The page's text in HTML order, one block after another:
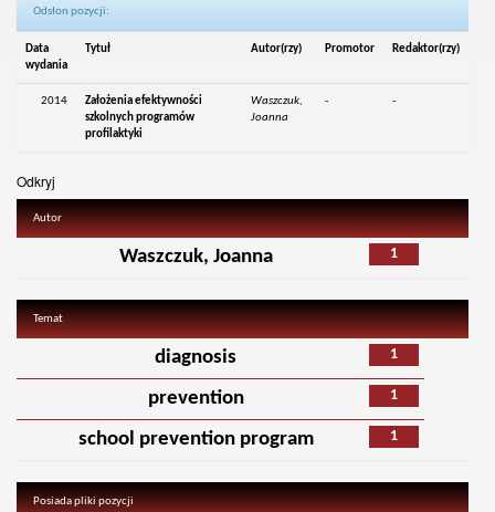
Odsłon pozycji:
Data
wydania
Tytuł Autor(rzy) Promotor Redaktor(rzy)
2014
Założenia efektywności
szkolnych programów
profilaktyki
Waszczuk,
Joanna
- -
Odkryj
Autor
1
Waszczuk, Joanna
Temat
1
diagnosis
1
prevention
1
school prevention program
Posiada pliki pozycji